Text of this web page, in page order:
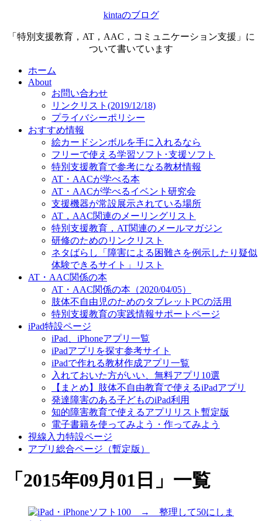
kintaのブログ
「特別支援教育，AT，AAC，コミュニケーション支援」に
ついて書いています
ホーム
About
お問い合わせ
リンクリスト(2019/12/18)
プライバシーポリシー
おすすめ情報
絵カードシンボルを手に入れるなら
フリーで使える学習ソフト･支援ソフト
特別支援教育で参考になる教材情報
AT・AACが学べる本
AT・AACが学べるイベント研究会
支援機器が常設展示されている場所
AT，AAC関連のメーリングリスト
特別支援教育，AT関連のメールマガジン
研修のためのリンクリスト
ネタばらし「障害による困難さを例示したり疑似
体験できるサイト」リスト
AT・AAC関係の本
AT・AAC関係の本（2020/04/05）
肢体不自由児のためのタブレットPCの活用
特別支援教育の実践情報サポートページ
iPad特設ページ
iPad、iPhoneアプリ一覧
iPadアプリを探す参考サイト
iPadで作れる教材作成アプリ一覧
入れておいた方がいい、無料アプリ10選
【まとめ】肢体不自由教育で使えるiPadアプリ
発達障害のある子どものiPad利用
知的障害教育で使えるアプリリスト暫定版
電子書籍を使ってみよう・作ってみよう
視線入力特設ページ
アプリ総合ページ（暫定版）
「 2015年09月01日 」 一覧